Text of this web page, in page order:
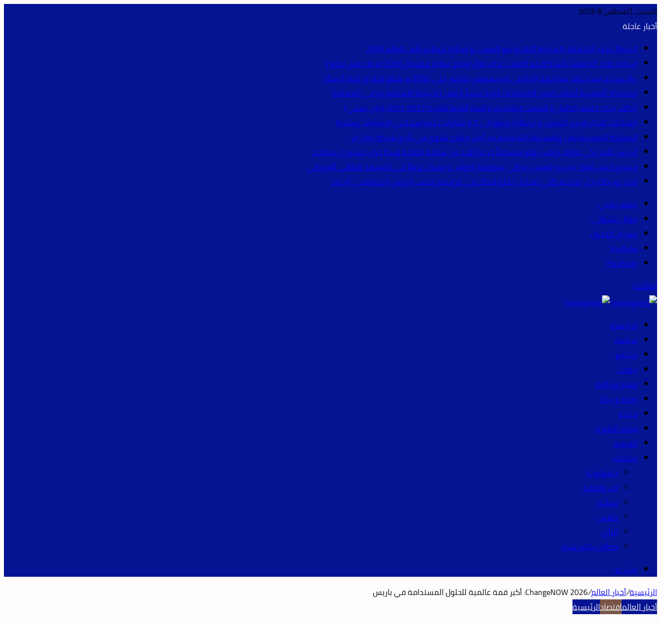
السبت, أغسطس 8 2026
أخبار عاجلة
البرتغال تجدد التزامها بالشراكة الثلاثية مع المغرب و إسبانيا لتنظيم كأس العالم 2030
إسبانيا تؤكد التزامها بالشراكة مع المغرب و البرتغال لإنجاح تنظيم مونديال 2030 (ميلاجروس تولون)
ريال مدريد يمدد عقد مهاجمه البرازيلي فينيسيوس جونيور حتى 2032 و يقطع الطريق أمام أرسنال
المملكة المغربية تُصنّف ضمن الاقتصادات الحرة نسبياً و تعزز جاذبيتها الاستثمارية في المنطقة
الكاف يجدد دعمه الكامل و الموحد لإنفانتينو لرئاسة الفيفا للفترة 2027-2031 (بيان رسمي)
المبادلات التجارية بين المغرب و بريطانيا ترتفع إلى 5.3 مليارات جنيه إسترليني (معطيات رسمية)
المملكة المغربية تعزز تنافسيتها السياحية عبر أكبر برنامج شتوي في تاريخ شركة رايان إير
الرئيس الأمريكي دونالد ترامب يوقع مرسوماً جديداً للحد من سياحة الولادة وسط جدل دستوري متصاعد
مشروع أنبوب الغاز نيجيريا-المغرب يحظى بموافقة إكواس و يشكل تحولاً في المشهد الطاقي الإفريقي
ناصر بوريطة يحل بمدينة كالي لتمثيل جلالة الملك في مراسيم تنصيب الرئيس الكولومبي الجديد
عمود جانبي
مقال عشوائي
تسجيل الدخول
YouTube
Facebook
القائمة
الرئيسية
سياسة
مجتمع
حوادث
تعليم ورياضة
صحة و بيئة
فيديو
فضاء الصورة
الورقية
منوعات
تكنولوجيا
فن وثقافة
سياحة
طقس
الرأي
مقالات بالفرنسية
بحث عن
الرئيسية/أخبار العالم/ChangeNOW 2026: أكبر قمة عالمية للحلول المستدامة في باريس
أخبار العالماقتصادالرئيسية